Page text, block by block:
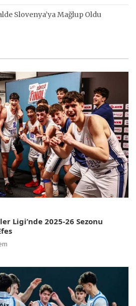
Slovenya’ya Mağlup Oldu
Ligi’nde 2025-26 Sezonu